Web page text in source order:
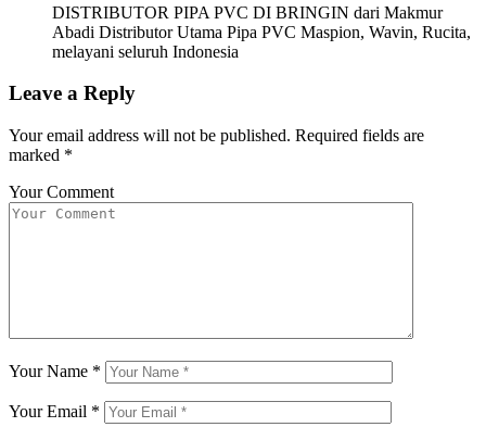
DISTRIBUTOR PIPA PVC DI BRINGIN dari Makmur
Abadi Distributor Utama Pipa PVC Maspion, Wavin, Rucita,
melayani seluruh Indonesia
Leave a Reply
Your email address will not be published. Required fields are
marked *
Your Comment
Your Name *
Your Email *